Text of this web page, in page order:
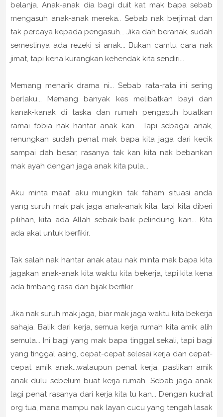
belanja. Anak-anak dia bagi duit kat mak bapa sebab
mengasuh anak-anak mereka.. Sebab nak berjimat dan
tak percaya kepada pengasuh... Jika dah beranak, sudah
semestinya ada rezeki si anak... Bukan camtu cara nak
jimat, tapi kena kurangkan kehendak kita sendiri...
Memang menarik drama ni... Sebab rata-rata ini sering
berlaku... Memang banyak kes melibatkan bayi dan
kanak-kanak di taska dan rumah pengasuh buatkan
ramai fobia nak hantar anak kan... Tapi sebagai anak,
renungkan sudah penat mak bapa kita jaga dari kecik
sampai dah besar, rasanya tak kan kita nak bebankan
mak ayah dengan jaga anak kita pula...
Aku minta maaf, aku mungkin tak faham situasi anda
yang suruh mak pak jaga anak-anak kita, tapi kita diberi
pilihan, kita ada Allah sebaik-baik pelindung kan... Kita
ada akal untuk berfikir.
Tak salah nak hantar anak atau nak minta mak bapa kita
jagakan anak-anak kita waktu kita bekerja, tapi kita kena
ada timbang rasa dan bijak berfikir.
Jika nak suruh mak jaga, biar mak jaga waktu kita bekerja
sahaja. Balik dari kerja, semua kerja rumah kita amik alih
semula... Ini bagi yang mak bapa tinggal sekali, tapi bagi
yang tinggal asing, cepat-cepat selesai kerja dan cepat-
cepat amik anak...walaupun penat kerja, pastikan amik
anak dulu sebelum buat kerja rumah. Sebab jaga anak
lagi penat rasanya dari kerja kita tu kan... Dengan kudrat
org tua, mana mampu nak layan cucu yang tengah lasak